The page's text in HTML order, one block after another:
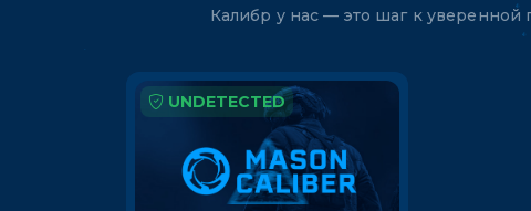
Калибр у нас — это шаг к уверенной
UNDETECTED